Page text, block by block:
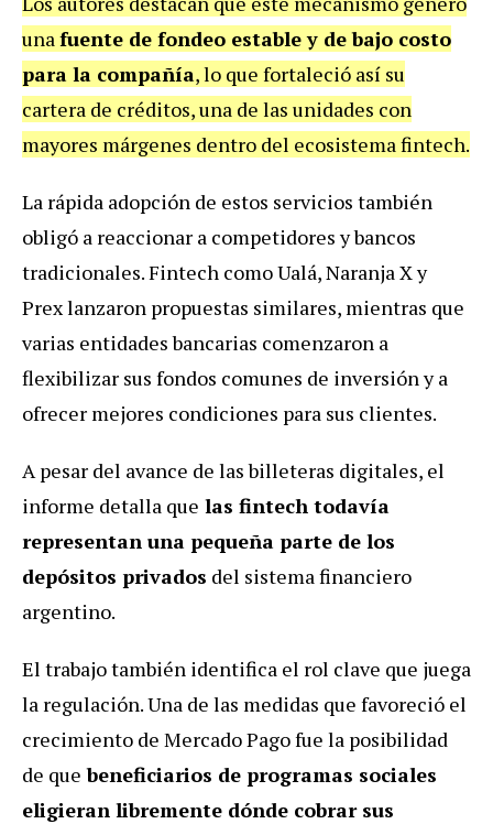
unafuente de fondeo estable y de bajo costo
para la compañía, lo que fortaleció así su
cartera de créditos, una de las unidades con
mayores márgenes dentro del ecosistema fintech.
La rápida adopción de estos servicios también
obligó a reaccionar a competidores y bancos
tradicionales. Fintech como Ualá, Naranja X y
Prex lanzaron propuestas similares, mientras que
varias entidades bancarias comenzaron a
flexibilizar sus fondos comunes de inversión y a
ofrecer mejores condiciones para sus clientes.
A pesar del avance de las billeteras digitales, el
informe detalla que las fintech todavía
representan una pequeña parte de los
depósitos privados del sistema financiero
argentino.
El trabajo también identifica el rol clave que juega
la regulación. Una de las medidas que favoreció el
crecimiento de Mercado Pago fue la posibilidad
de que beneficiarios de programas sociales
eligieran libremente dónde cobrar sus